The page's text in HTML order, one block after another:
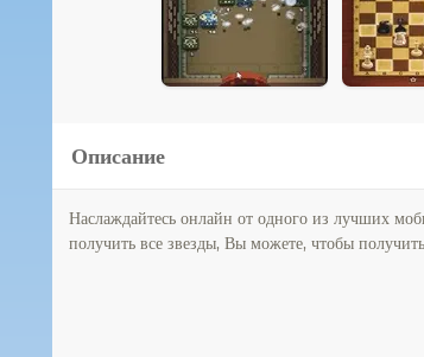
Описание
Наслаждайтесь онлайн от одного из лучших
получить все звезды, Вы можете, чтобы